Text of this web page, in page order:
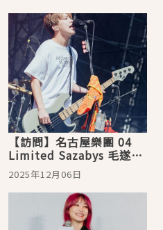
【訪問】名古屋樂團 04
Limited Sazabys 毛遂自
薦登上火球祭，大讚盪鞦
韆超有趣
2025年12月06日